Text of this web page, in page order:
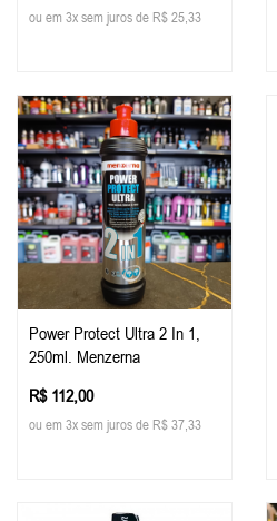
ou em 3x sem juros de R$ 25,33
Power Protect Ultra 2 In 1,
250ml. Menzerna
R$ 112,00
ou em 3x sem juros de R$ 37,33